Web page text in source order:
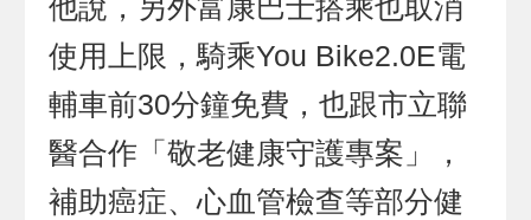
他說，另外富康巴士搭乘也取消
使用上限，騎乘You Bike2.0E電
輔車前30分鐘免費，也跟市立聯
醫合作「敬老健康守護專案」，
補助癌症、心血管檢查等部分健